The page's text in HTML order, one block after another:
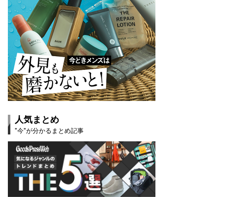
人気まとめ
"今"が分かるまとめ記事